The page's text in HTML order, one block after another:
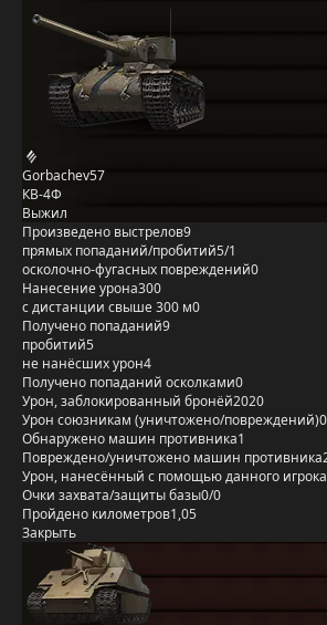
Gorbachev57
КВ-4Ф
Выжил
Произведено выстрелов9
прямых попаданий/пробитий5/1
осколочно-фугасных повреждений0
Нанесение урона300
с дистанции свыше 300 м0
Получено попаданий9
пробитий5
не нанёсших урон4
Получено попаданий осколками0
Урон, заблокированный бронёй2020
Урон союзникам (уничтожено/повреждений)
Обнаружено машин противника1
Повреждено/уничтожено машин противника
Урон, нанесённый с помощью данного игрока
Очки захвата/защиты базы0/0
Пройдено километров1,05
Закрыть